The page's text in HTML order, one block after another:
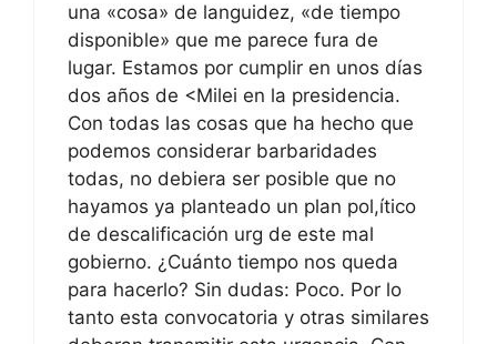
una «cosa» de languidez, «de tiempo
disponible» que me parece fura de
lugar. Estamos por cumplir en unos días
dos años de <Milei en la presidencia.
Con todas las cosas que ha hecho que
podemos considerar barbaridades
todas, no debiera ser posible que no
hayamos ya planteado un plan pol,ítico
de descalificación urg de este mal
gobierno. ¿Cuánto tiempo nos queda
para hacerlo? Sin dudas: Poco. Por lo
tanto esta convocatoria y otras similares